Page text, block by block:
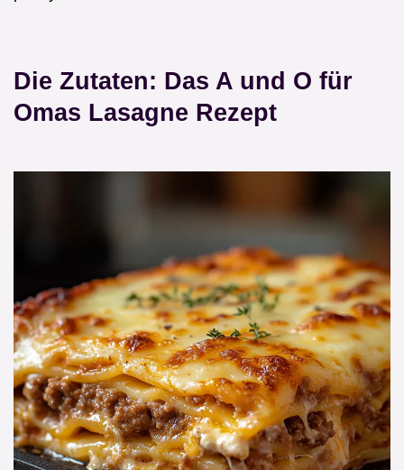
Die Zutaten: Das A und O für
Omas Lasagne Rezept